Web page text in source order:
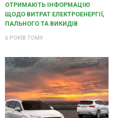
ОТРИМАЮТЬ ІНФОРМАЦІЮ
ЩОДО ВИТРАТ ЕЛЕКТРОЕНЕРГІЇ,
ПАЛЬНОГО ТА ВИКИДІВ
6 РОКІВ ТОМУ